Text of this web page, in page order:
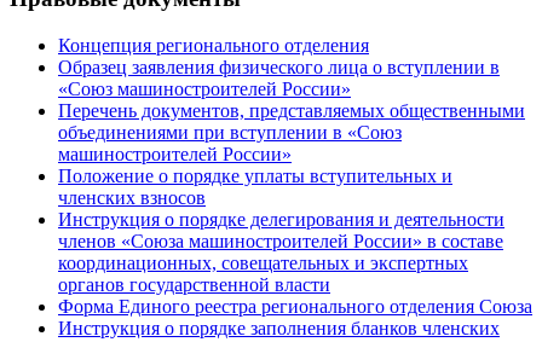
Концепция регионального отделения
Образец заявления физического лица о вступлении в
«Союз машиностроителей России»
Перечень документов, представляемых общественными
объединениями при вступлении в «Союз
машиностроителей России»
Положение о порядке уплаты вступительных и
членских взносов
Инструкция о порядке делегирования и деятельности
членов «Союза машиностроителей России» в составе
координационных, совещательных и экспертных
органов государственной власти
Форма Единого реестра регионального отделения Союза
Инструкция о порядке заполнения бланков членских